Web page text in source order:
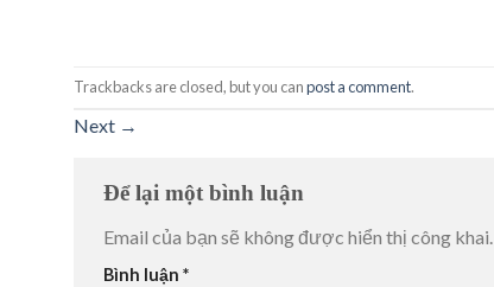
Trackbacks are closed, but you canpost a comment.
Next →
Để lại một bình luận
Email của bạn sẽ không được hiển thị công khai.
Bình luận *